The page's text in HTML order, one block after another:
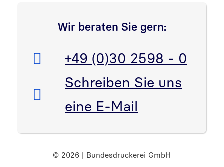
Wir beraten Sie gern:
Telefon:
+49 (0)30 2598 - 0
E-Mail:
Schreiben Sie uns
eine E-Mail
© 2026 | Bundesdruckerei GmbH